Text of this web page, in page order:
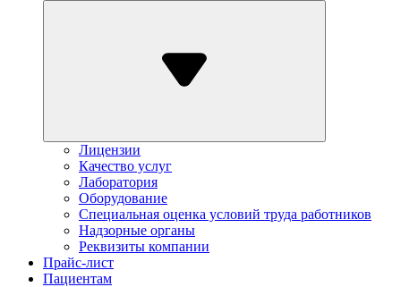
Лицензии
Качество услуг
Лаборатория
Оборудование
Специальная оценка условий труда работников
Надзорные органы
Реквизиты компании
Прайс-лист
Пациентам